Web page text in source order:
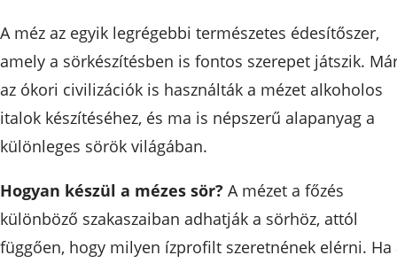
A méz az egyik legrégebbi természetes édesítőszer,
amely a sörkészítésben is fontos szerepet játszik.
az ókori civilizációk is használták a mézet alkoholos
italok készítéséhez, és ma is népszerű alapanyag a
különleges sörök világában.
Hogyan készül a mézes sör? A mézet a főzés
különböző szakaszaiban adhatják a sörhöz, attól
függően, hogy milyen ízprofilt szeretnének elérni. Ha